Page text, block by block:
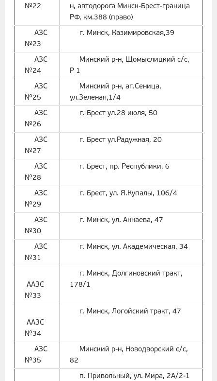
№22
н, автодорога Минск-Брест-граница
РФ, км.388 (право)
АЗС
№23
г. Минск, Казимировская,39
АЗС
№24
Минский р-н, Щомыслицкий с/с,
Р 1
АЗС
№25
Минский р-н, аг.Сеница,
ул.Зеленая,1/4
АЗС
№26
г. Брест ул.28 июля, 50
АЗС
№27
г. Брест ул.Радужная, 20
АЗС
№28
г. Брест, пр. Республики, 6
АЗС
№29
г. Брест, ул. Я.Купалы, 106/4
АЗС
№30
г. Минск, ул. Аннаева, 47
АЗС
№31
г. Минск, ул. Академическая, 34
ААЗС
№33
г. Минск, Долгиновский тракт,
178/1
ААЗС
№34
г. Минск, Логойский тракт, 47
АЗС
№35
Минский р-н, Новодворский с/с,
82
п. Привольный, ул. Мира, 2А/2-1